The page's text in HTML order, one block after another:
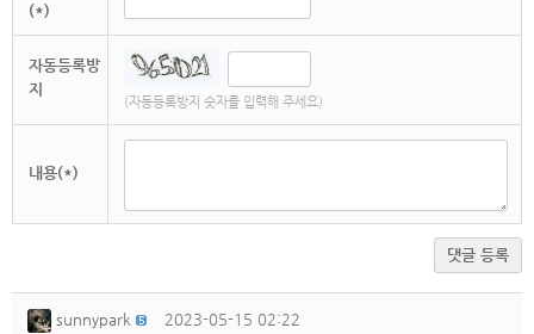
(*)
자동등록방
지
(자동등록방지 숫자를 입력해 주세요)
내용(*)
댓글 등록
sunnypark
2023-05-15 02:22